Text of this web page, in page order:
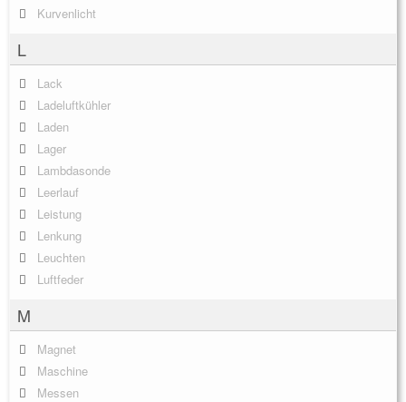
Kurvenlicht
L
Lack
Ladeluftkühler
Laden
Lager
Lambdasonde
Leerlauf
Leistung
Lenkung
Leuchten
Luftfeder
M
Magnet
Maschine
Messen